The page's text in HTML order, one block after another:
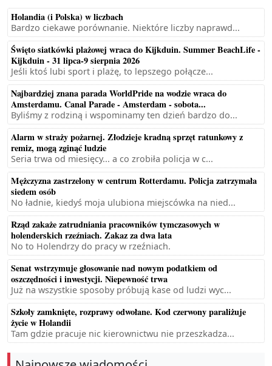
Holandia (i Polska) w liczbach
Bardzo ciekawe porównanie. Niektóre liczby naprawd...
Święto siatkówki plażowej wraca do Kijkduin. Summer BeachLife -
Kijkduin - 31 lipca-9 sierpnia 2026
Jeśli ktoś lubi sport i plażę, to lepszego połącze...
Najbardziej znana parada WorldPride na wodzie wraca do
Amsterdamu. Canal Parade - Amsterdam - sobota...
Byliśmy z rodziną i wspominamy ten dzień bardzo do...
Alarm w straży pożarnej. Złodzieje kradną sprzęt ratunkowy z
remiz, mogą zginąć ludzie
Seria trwa od miesięcy... a co zrobiła policja w c...
Mężczyzna zastrzelony w centrum Rotterdamu. Policja zatrzymała
siedem osób
No ładnie, kiedyś moja ulubiona miejscówka na nied...
Rząd zakaże zatrudniania pracowników tymczasowych w
holenderskich rzeźniach. Zakaz za dwa lata
No to Holendrzy do pracy w rzeźniach.
Senat wstrzymuje głosowanie nad nowym podatkiem od
oszczędności i inwestycji. Niepewność trwa
Już na wszystkie sposoby próbują kase od ludzi wyc...
Szkoły zamknięte, rozprawy odwołane. Kod czerwony paraliżuje
życie w Holandii
Tam gdzie pracuje nic kierownictwu nie przeszkadza...